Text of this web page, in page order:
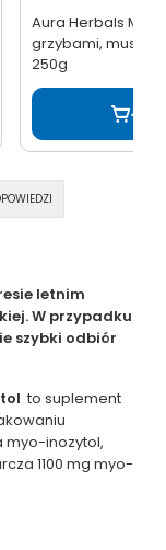
Aura Herbals
grzybami,
250g
letnim
W przypadku
szybki odbiór
to suplement
myo-inozytol,
1100 mg myo-